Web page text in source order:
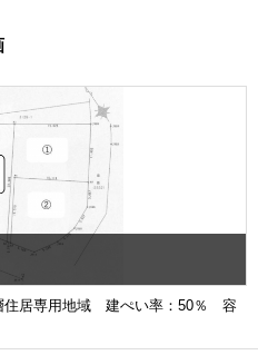
住居専用地域 建ぺい率：50％ 容